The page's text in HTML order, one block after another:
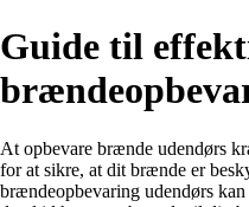
Guide til
At opbevare brænde udendørs
for at sikre, at dit brænde er
brændeopbevaring udendørs